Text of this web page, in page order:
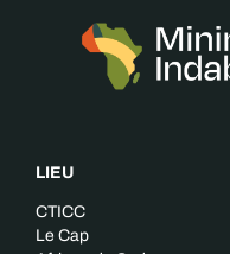
LIEU
CTICC
Le Cap